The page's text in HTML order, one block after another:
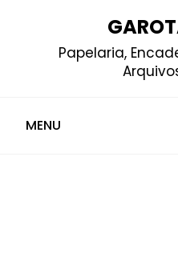
Papelaria,
MENU